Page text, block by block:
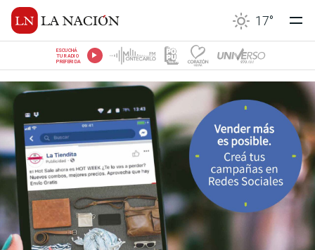
17°
ESCUCHÁ
TU RADIO
PREFERIDA